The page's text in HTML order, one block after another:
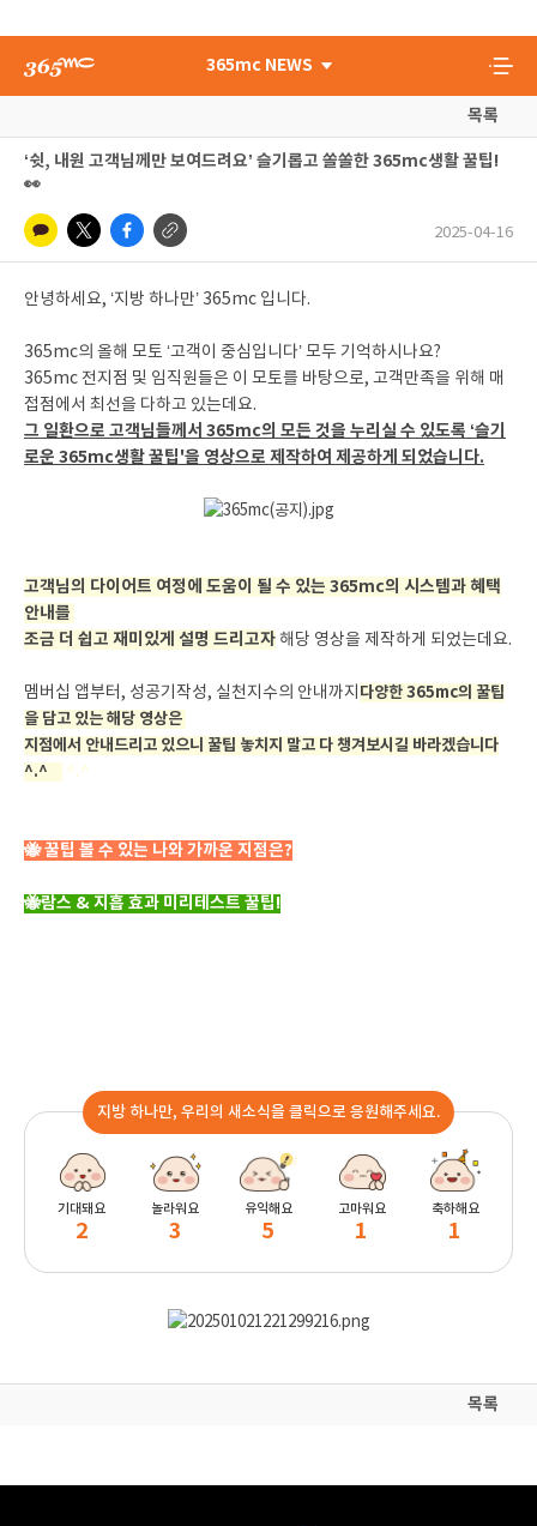
365mc NEWS
목록
‘쉿, 내원 고객님께만 보여드려요’ 슬기롭고 쏠쏠한 365mc생활 꿀팁!
👀
2025-04-16
안녕하세요, ‘지방 하나만’ 365mc 입니다.
365mc의 올해 모토 ‘고객이 중심입니다’ 모두 기억하시나요?
365mc 전지점 및 임직원들은 이 모토를 바탕으로, 고객만족을 위해 매
접점에서 최선을 다하고 있는데요.
그 일환으로 고객님들께서 365mc의 모든 것을 누리실 수 있도록 ‘슬기
로운 365mc생활 꿀팁'을 영상으로 제작하여 제공하게 되었습니다.
고객님의 다이어트 여정에 도움이 될 수 있는 365mc의 시스템과 혜택
안내를
조금 더 쉽고 재미있게 설명 드리고자 해당 영상을 제작하게 되었는데요.
멤버십 앱부터, 성공기작성, 실천지수의 안내까지 다양한 365mc의 꿀팁
을 담고 있는 해당 영상은
지점에서 안내드리고 있으니 꿀팁 놓치지 말고 다 챙겨보시길 바라겠습니다
^.^
^.^
🐝 꿀팁 볼 수 있는 나와 가까운 지점은?
🐝람스 & 지흡 효과 미리테스트 꿀팁!
지방 하나만, 우리의 새소식을 클릭으로 응원해주세요.
기대돼요
2
놀라워요
3
유익해요
5
고마워요
1
축하해요
1
목록